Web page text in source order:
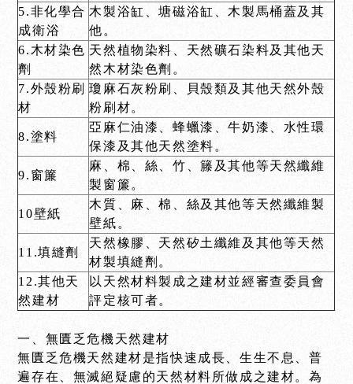
5.非化學合
成衛浴
木製浴缸、塘磁浴缸、木製馬桶蓋及其
他。
6.木材染色
劑
天然植物染料、天然礦石染料及其他天
然木材染色劑。
7.外殼粉刷
材
瓊麻石灰粉刷、貝殼類及其他天然外殼
粉刷材。
8.塗料
亞麻仁油漆、蜂蠟漆、牛奶漆、水性環
保漆及其他天然塗料。
9.窗簾
麻、棉、絲、竹、籐及其他等天然纖維
製窗簾。
10壁紙
木質、麻、棉、絲及其他等天然纖維製
壁紙。
11.填縫劑
天然橡膠、天然矽土纖維及其他等天然
材製填縫劑。
12.其他天
然建材
以天然材料製成之建材並經審查委員會
評定核可者。
一、無匱乏危機天然建材
無匱乏危機天然建材是指快速成長、生生不息、普
遍存在、無滅絕疑慮的天然材料所做成之建材。為